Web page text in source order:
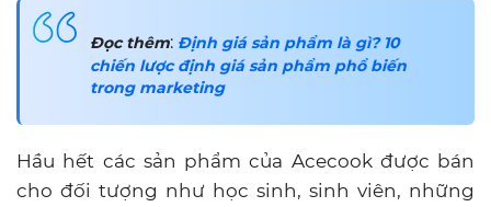
Đọc thêm: Định giá sản phẩm là gì? 10
chiến lược định giá sản phẩm phổ biến
trong marketing
Hầu hết các sản phẩm của Acecook được bán
cho đối tượng như học sinh, sinh viên, những